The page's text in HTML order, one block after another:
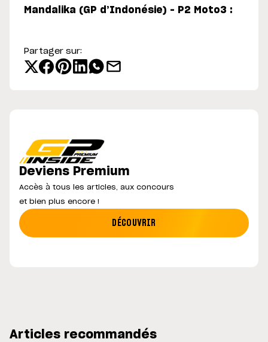
Mandalika (GP d’Indonésie) – P2 Moto3 :
Partager sur:
Deviens Premium
Accès à tous les articles, aux concours
et bien plus encore !
DÉCOUVRIR
Articles recommandés